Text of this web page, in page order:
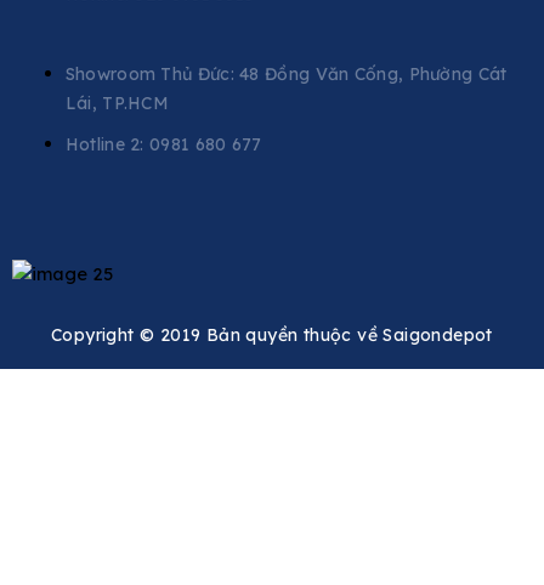
Showroom Thủ Đức: 48 Đồng Văn Cống, Phường Cát
Lái, TP.HCM
Hotline 2:0981 680 677
Copyright © 2019 Bản quyền thuộc về Saigondepot